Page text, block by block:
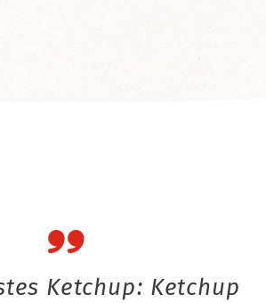
Ketchup: Ketchup